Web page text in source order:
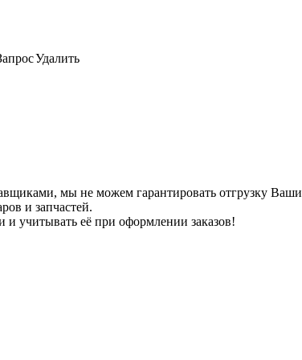
Удалить
мы не можем гарантировать отгрузку
и запчастей.
учитывать её при оформлении заказов!